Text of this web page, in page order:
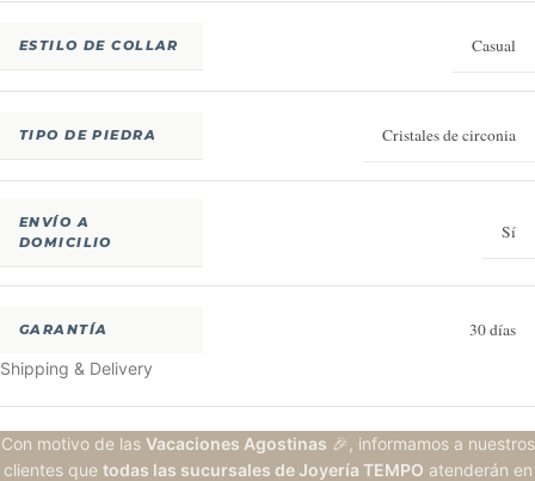
ESTILO DE COLLAR Casual
TIPO DE PIEDRA Cristales de circonia
ENVÍO A
DOMICILIO
Sí
GARANTÍA 30 días
Shipping & Delivery
Con motivo de las Vacaciones Agostinas 🎉, informamos a nuestros
clientes que todas las sucursales de Joyería TEMPO atenderán en